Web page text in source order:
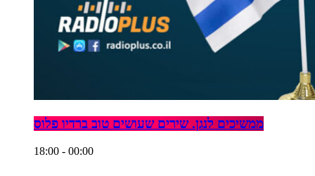
ממשיכים לנגן. שירים שעושים טוב ברדיו פלוס
18:00 - 00:00